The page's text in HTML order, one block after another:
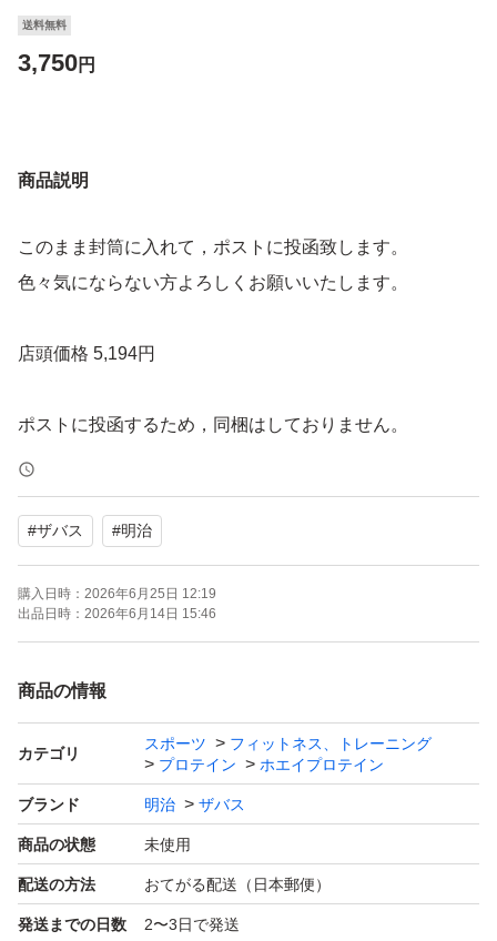
送料無料
3,750円
商品説明
このまま封筒に入れて，ポストに投函致します。
色々気にならない方よろしくお願いいたします。
店頭価格 5,194円
#ザバス #明治
購入日時： 2026年6月25日 12:19
出品日時： 2026年6月14日 15:46
商品の情報
カテゴリ
スポーツ
フィットネス、トレーニング
プロテイン
ホエイプロテイン
ブランド 明治 ザバス
商品の状態 未使用
配送の方法 おてがる配送（日本郵便）
発送までの日数 2〜3日で発送